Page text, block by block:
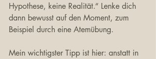
Hypothese, keine Realität.“ Lenke dich
dann bewusst auf den Moment, zum
Beispiel durch eine Atemübung.
Mein wichtigster Tipp ist hier: anstatt in